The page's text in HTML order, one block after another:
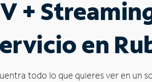
+
en
todo lo que quieres ver en un